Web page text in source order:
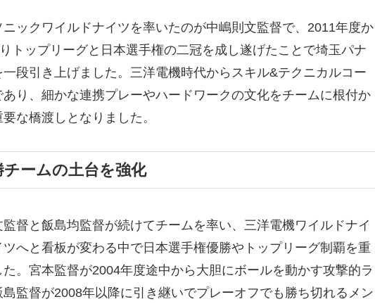
ックワイルドナイツを率いたのが中嶋則文監督で、2011年度か
トップリーグと日本選手権の二冠を成し遂げたことで埼玉パナ
段引き上げました。三洋電機時代からスキル&テクニカルコー
り、細かな連携プレーやハードワークの文化をチームに根付か
な橋渡しとなりました。
ームの土台を強化
督と飯島均監督が続けてチームを率い、三洋電機ワイルドナイ
へと看板が変わる中で日本選手権優勝やトップリーグ制覇を重
。宮本監督が2004年度途中から大胆にボールを動かす攻撃的ラ
監督が2008年以降に引き継いでプレーオフでも勝ち切れるメン